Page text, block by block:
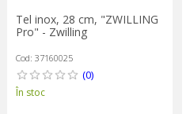
Tel inox, 28 cm, "ZWILLING
Pro" - Zwilling
Cod: 37160025
(0)
În stoc